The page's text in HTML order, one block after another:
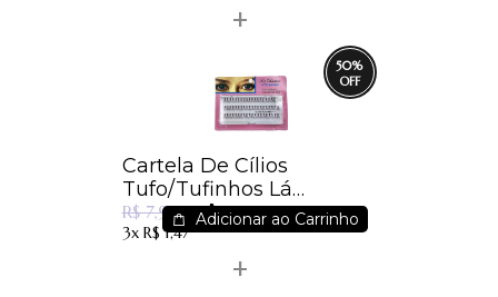
50%
Cartela De Cílios
Tufo/Tufinhos Lá
Charme - Im
R$ 7,99 R$ 3,99
3x R$ 1,47
Adicionar ao Carrinho